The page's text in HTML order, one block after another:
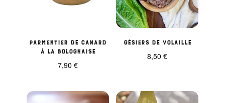
Parmentier de canard
à la bolognaise
7,90 €
Gésiers de volaille
8,50€